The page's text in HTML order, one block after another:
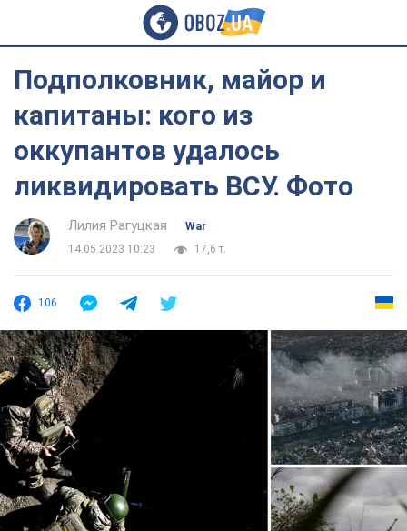
Подполковник, майор и
капитаны: кого из
оккупантов удалось
ликвидировать ВСУ. Фото
Лилия Рагуцкая
War
14.05.2023 10:23
17,6 т.
106